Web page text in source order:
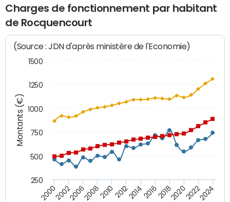
Charges de fonctionnement par habitant
de Rocquencourt
Montants (€)
(Source : JDN d'après ministère de l'Economie)
200020022006200820102012201420162018202020222024
250
500
750
1000
1250
1500